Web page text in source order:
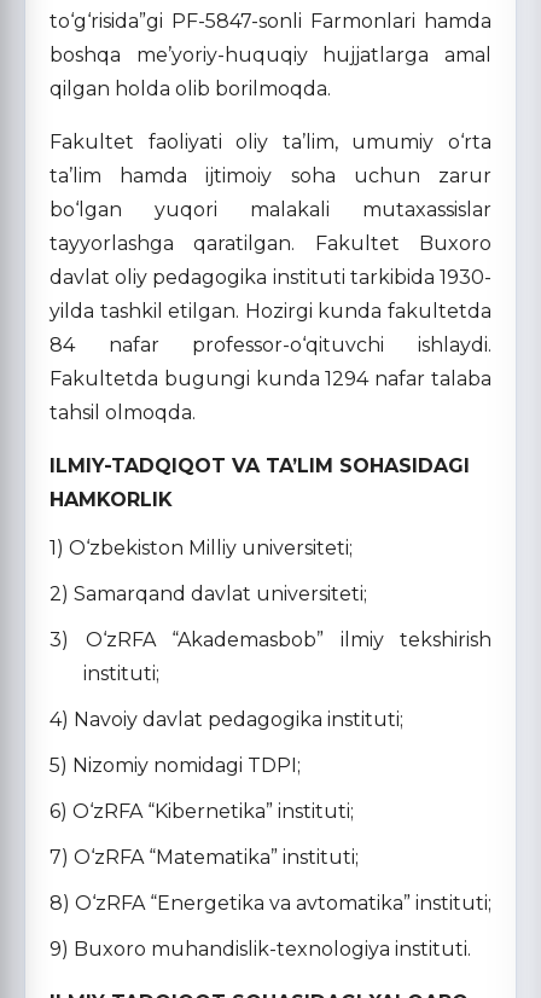
to‘g‘risida”gi PF-5847-sonli Farmonlari hamda
boshqa me’yoriy-huquqiy hujjatlarga amal
qilgan holda olib borilmoqda.
Fakultet faoliyati oliy ta’lim, umumiy o‘rta
ta’lim hamda ijtimoiy soha uchun zarur
bo‘lgan yuqori malakali mutaxassislar
tayyorlashga qaratilgan. Fakultet Buxoro
davlat oliy pedagogika instituti tarkibida 1930-
yilda tashkil etilgan. Hozirgi kunda fakultetda
84 nafar professor-o‘qituvchi ishlaydi.
Fakultetda bugungi kunda 1294 nafar talaba
tahsil olmoqda.
ILMIY-TADQIQOT VA TA’LIM SOHASIDAGI
HAMKORLIK
1) O‘zbekiston Milliy universiteti;
2) Samarqand davlat universiteti;
3) O‘zRFA “Akademasbob” ilmiy tekshirish
instituti;
4) Navoiy davlat pedagogika instituti;
5) Nizomiy nomidagi TDPI;
6) O‘zRFA “Kibernetika” instituti;
7) O‘zRFA “Matematika” instituti;
8) O‘zRFA “Energetika va avtomatika” instituti;
9) Buxoro muhandislik-texnologiya instituti.